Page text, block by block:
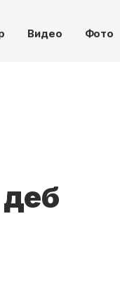
Видео Фото